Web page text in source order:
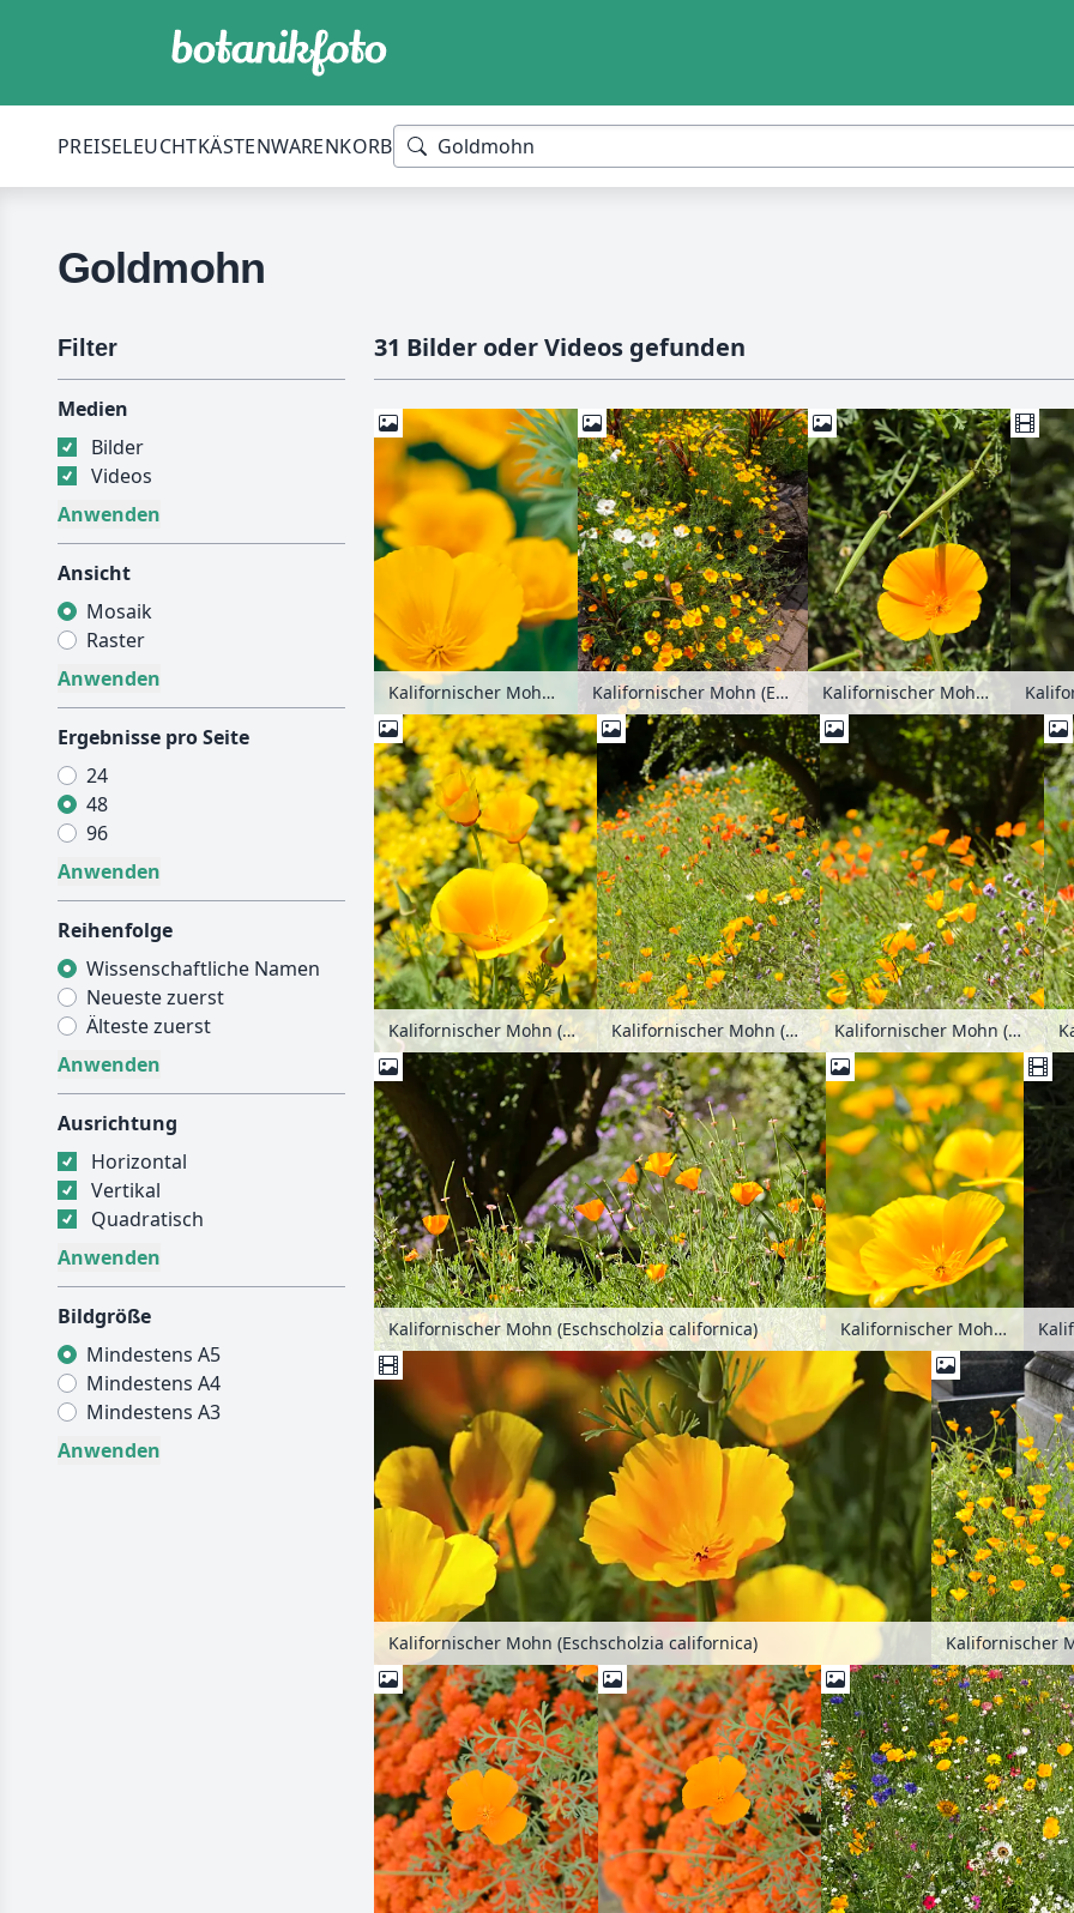
PREISELEUCHTKÄSTENWARENKORB
Goldmohn
Filter
Medien
Bilder
Videos
Ansicht
Mosaik
Raster
Ergebnisse pro Seite
24
48
96
Reihenfolge
Wissenschaftliche Namen
Neueste zuerst
Älteste zuerst
Ausrichtung
Horizontal
Vertikal
Quadratisch
Bildgröße
Mindestens A5
Mindestens A4
Mindestens A3
31 Bilder oder Videos gefunden
Kalifornischer Mohn (Eschscholzia californica) Kalifornischer Mohn (Eschscholzia californica) Kalifornischer Mohn (Eschscholzia californica)
Kalifornischer Mohn (Eschscholzia californica) Kalifornischer Mohn (Eschscholzia californica) Kalifornischer Mohn (Eschscholzia californica)
Kalifornischer Mohn (Eschscholzia californica) Kalifornischer Mohn (Eschscholzia californica)
Kalifornischer Mohn (Eschscholzia californica)